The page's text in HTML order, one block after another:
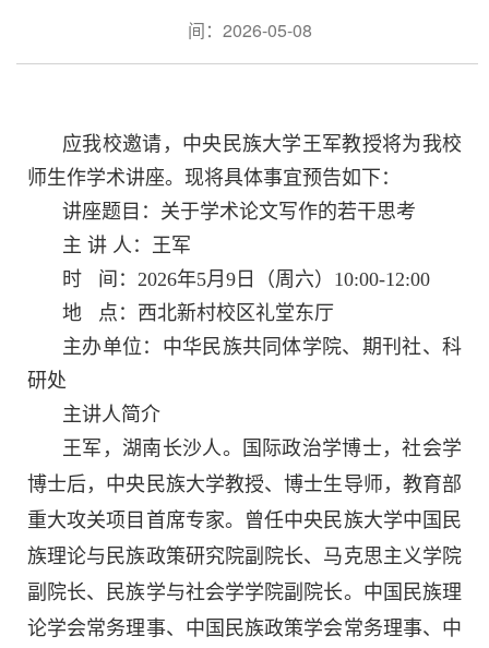
间：2026-05-08
应我校邀请，中央民族大学王军教授将为我校
师生作学术讲座。现将具体事宜预告如下：
讲座题目：关于学术论文写作的若干思考
主 讲 人：王军
时 间：2026年5月9日（周六）10:00-12:00
地 点：西北新村校区礼堂东厅
主办单位：中华民族共同体学院、期刊社、科
研处
主讲人简介
王军，湖南长沙人。国际政治学博士，社会学
博士后，中央民族大学教授、博士生导师，教育部
重大攻关项目首席专家。 曾任中央民族大学中国民
族理论与民族政策研究院副院长、马克思主义学院
副院长、民族学与社会学学院副院长。中国民族理
论学会常务理事、中国民族政策学会常务理事、中